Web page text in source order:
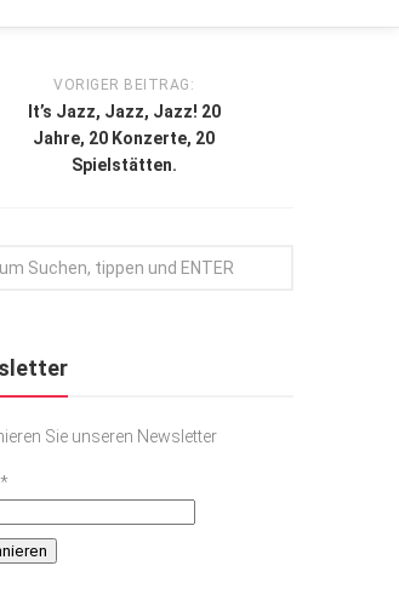
VORIGER BEITRAG:
It’s Jazz, Jazz, Jazz! 20
Jahre, 20 Konzerte, 20
Spielstätten.
Sie unseren Newsletter